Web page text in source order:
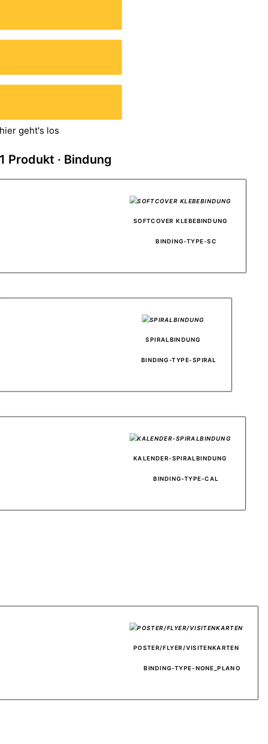
geht's los
Produkt · Bindung
										SOFTCOVER KLEBEBINDUNG
BINDING-TYPE-SC
										SPIRALBINDUNG
BINDING-TYPE-SPIRAL
										KALENDER-SPIRALBINDUNG
BINDING-TYPE-CAL
										POSTER/FLYER/VISITENKARTEN
BINDING-TYPE-NONE_PLANO